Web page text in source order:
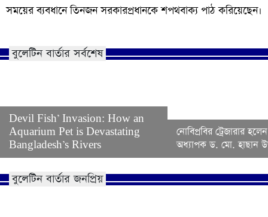
সময়ের ব্যবধানে তিনজন সরকারপ্রধানকে শপথবাক্য পাঠ করিয়েছেন।
বুলেটিন বার্তার সর্বশেষ
Devil Fish’ Invasion: How an
Aquarium Pet is Devastating
Bangladesh’s Rivers
নোবিপ্রবির ট্রেজারার
অধ্যাপক ড. মো. হাছান
বুলেটিন বার্তার জনপ্রিয়